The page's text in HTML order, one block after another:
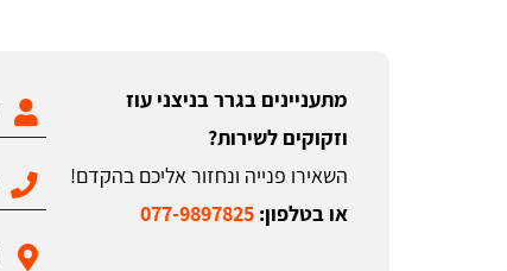
מתעניינים בגרר בניצני עוז
וזקוקים לשירות?
השאירו פנייה ונחזור אליכם בהקדם!
או בטלפון:077-9897825